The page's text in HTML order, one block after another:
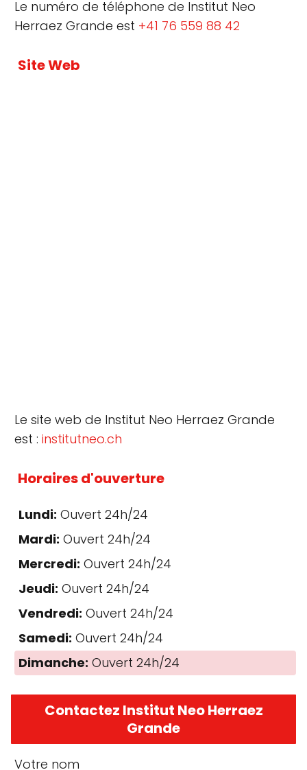
Le numéro de téléphone de Institut Neo
Herraez Grande est +41 76 559 88 42
Site Web
Le site web de Institut Neo Herraez Grande
est : institutneo.ch
Horaires d'ouverture
Lundi: Ouvert 24h/24
Mardi: Ouvert 24h/24
Mercredi: Ouvert 24h/24
Jeudi: Ouvert 24h/24
Vendredi: Ouvert 24h/24
Samedi: Ouvert 24h/24
Dimanche: Ouvert 24h/24
Contactez Institut Neo Herraez
Grande
Votre nom